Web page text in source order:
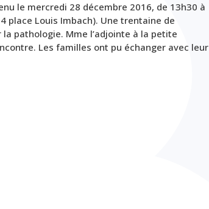
le mercredi 28 décembre 2016, de 13h30 à
place Louis Imbach). Une trentaine de
pathologie. Mme l’adjointe à la petite
Les familles ont pu échanger avec leur